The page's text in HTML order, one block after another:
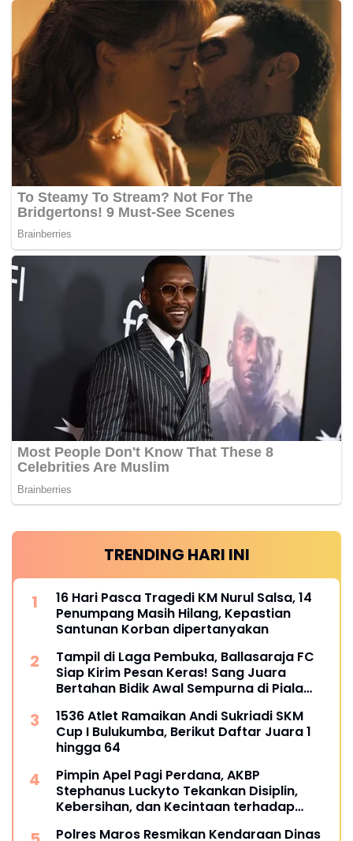
TRENDING HARI INI
16 Hari Pasca Tragedi KM Nurul Salsa, 14
Penumpang Masih Hilang, Kepastian
Santunan Korban dipertanyakan
Tampil di Laga Pembuka, Ballasaraja FC
Siap Kirim Pesan Keras! Sang Juara
Bertahan Bidik Awal Sempurna di Piala
1536 Atlet Ramaikan Andi Sukriadi SKM
Cup I Bulukumba, Berikut Daftar Juara 1
hingga 64
Pimpin Apel Pagi Perdana, AKBP
Stephanus Luckyto Tekankan Disiplin,
Kebersihan, dan Kecintaan terhadap
Polres Maros Resmikan Kendaraan Dinas